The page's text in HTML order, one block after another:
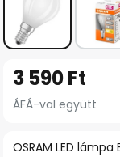
képgaléria
OSRAM LED lámpa
3 590 Ft
ÁFÁ-val együtt